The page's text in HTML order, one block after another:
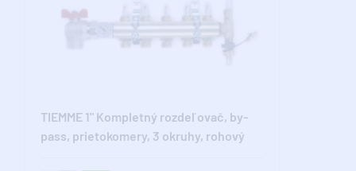
TIEMME 1" Kompletný rozdeľovač, by-
pass, prietokomery, 3 okruhy, rohový